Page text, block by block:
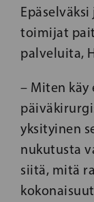
toimijat
palveluita,
– Miten käy
yksityinen
nukutusta
siitä, mitä